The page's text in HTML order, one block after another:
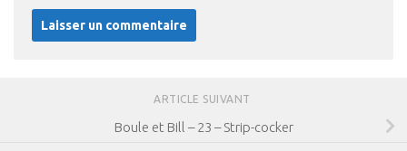
ARTICLE SUIVANT
Boule et Bill – 23 – Strip-cocker